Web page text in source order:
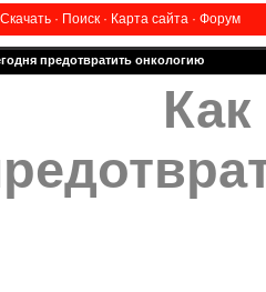
Скачать · Поиск · Карта сайта · Форум
предотвратить онкологию
Как